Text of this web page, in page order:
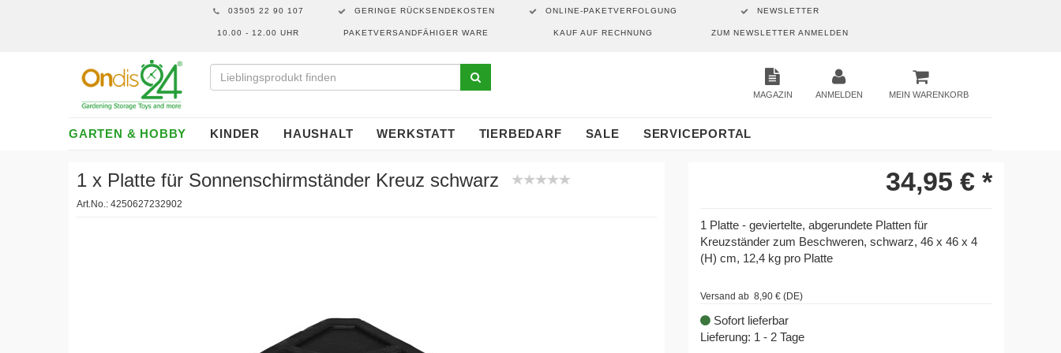
03505 22 90 107
10.00 - 12.00 UHR
GERINGE RÜCKSENDEKOSTEN
PAKETVERSANDFÄHIGER WARE
ONLINE-PAKETVERFOLGUNG
KAUF AUF RECHNUNG
NEWSLETTER
ZUM NEWSLETTER ANMELDEN
MAGAZIN ANMELDEN MEIN WARENKORB
GARTEN & HOBBY KINDER HAUSHALT WERKSTATT TIERBEDARF SALE SERVICEPORTAL
1 x Platte für Sonnenschirmständer Kreuz schwarz
Art.No.: 4250627232902
34,95 € *
1 Platte - geviertelte, abgerundete Platten für
Kreuzständer zum Beschweren, schwarz, 46 x 46 x 4
(H) cm, 12,4 kg pro Platte
Versand ab 8,90 € (DE)
Sofort lieferbar
Lieferung: 1 - 2 Tage